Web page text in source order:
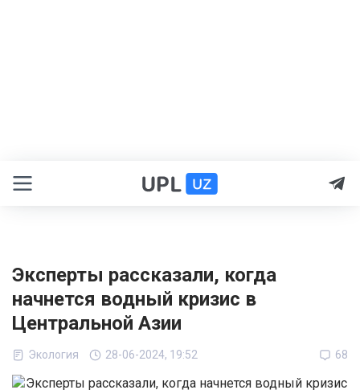
Эксперты рассказали, когда
начнется водный кризис в
Центральной Азии
Экология 28-06-2024, 19:52 68